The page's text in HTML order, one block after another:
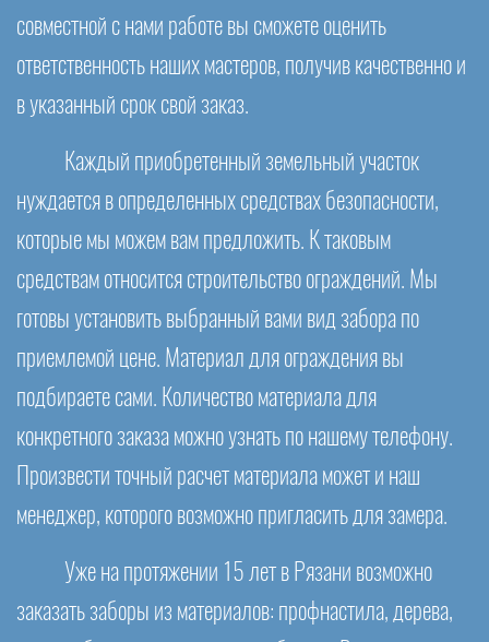
совместной с нами работе вы сможете оценить
ответственность наших мастеров, получив качественно и
в указанный срок свой заказ.
Каждый приобретенный земельный участок
нуждается в определенных средствах безопасности,
которые мы можем вам предложить. К таковым
средствам относится строительство ограждений. Мы
готовы установить выбранный вами вид забора по
приемлемой цене. Материал для ограждения вы
подбираете сами. Количество материала для
конкретного заказа можно узнать по нашему телефону.
Произвести точный расчет материала может и наш
менеджер, которого возможно пригласить для замера.
Уже на протяжении 15 лет в Рязани возможно
заказать заборы из материалов: профнастила, дерева,